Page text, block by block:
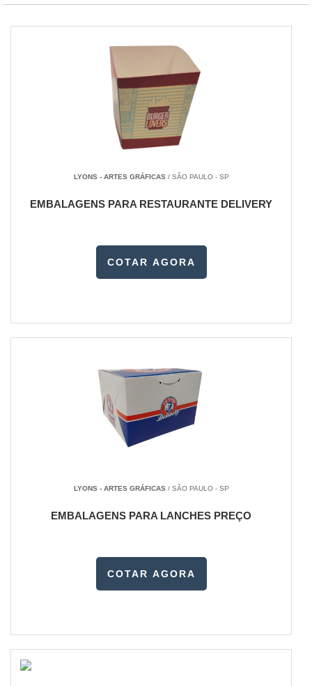
LYONS - ARTES GRÁFICAS/ SÃO PAULO - SP
EMBALAGENS PARA RESTAURANTE DELIVERY
COTAR AGORA
LYONS - ARTES GRÁFICAS/ SÃO PAULO - SP
EMBALAGENS PARA LANCHES PREÇO
COTAR AGORA